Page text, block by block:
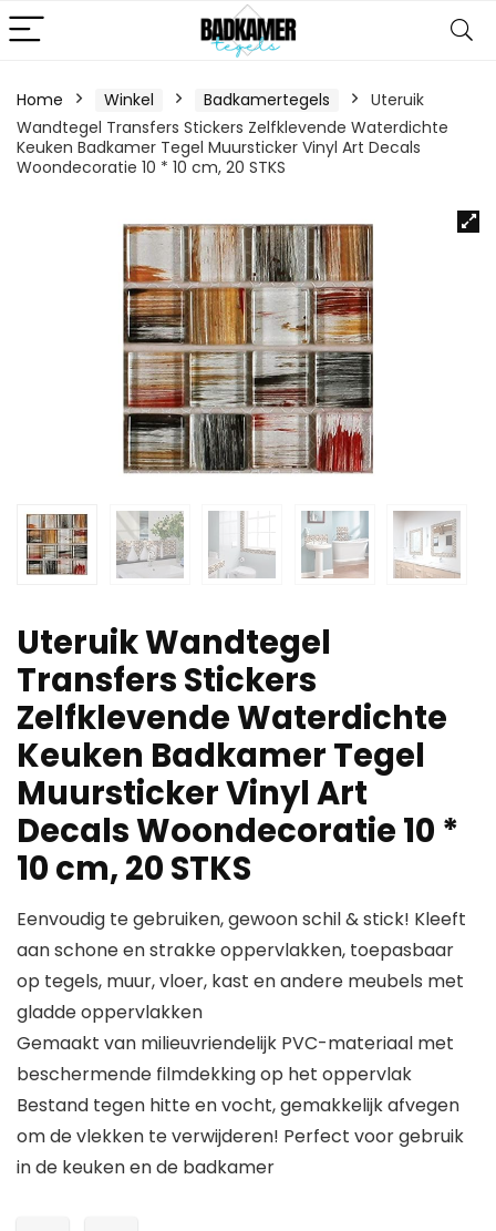
Home Winkel Badkamertegels
Uteruik
Wandtegel Transfers Stickers Zelfklevende Waterdichte
Keuken Badkamer Tegel Muursticker Vinyl Art Decals
Woondecoratie 10 * 10 cm, 20 STKS
Uteruik Wandtegel
Transfers Stickers
Zelfklevende Waterdichte
Keuken Badkamer Tegel
Muursticker Vinyl Art
Decals Woondecoratie 10 *
10 cm, 20 STKS
Eenvoudig te gebruiken, gewoon schil & stick! Kleeft
aan schone en strakke oppervlakken, toepasbaar
op tegels, muur, vloer, kast en andere meubels met
gladde oppervlakken
Gemaakt van milieuvriendelijk PVC-materiaal met
beschermende filmdekking op het oppervlak
Bestand tegen hitte en vocht, gemakkelijk afvegen
om de vlekken te verwijderen! Perfect voor gebruik
in de keuken en de badkamer